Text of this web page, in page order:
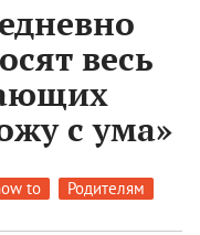
весь
с ума»
to Родителям